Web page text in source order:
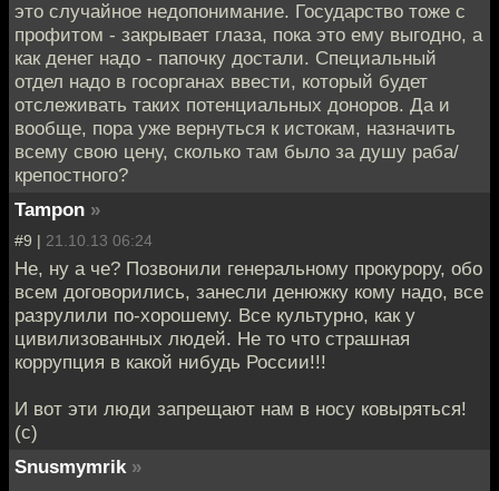
это случайное недопонимание. Государство тоже с
профитом - закрывает глаза, пока это ему выгодно, а
как денег надо - папочку достали. Специальный
отдел надо в госорганах ввести, который будет
отслеживать таких потенциальных доноров. Да и
вообще, пора уже вернуться к истокам, назначить
всему свою цену, сколько там было за душу раба/
крепостного?
Tampon »
#9 | 21.10.13 06:24
Не, ну а че? Позвонили генеральному прокурору, обо
всем договорились, занесли денюжку кому надо, все
разрулили по-хорошему. Все культурно, как у
цивилизованных людей. Не то что страшная
коррупция в какой нибудь России!!!
И вот эти люди запрещают нам в носу ковыряться!
(с)
Snusmymrik »